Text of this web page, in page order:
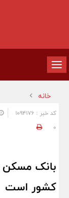
تغییر
وضعیت
ناوبری
خانه
کد خبر : 1094176
0
بانک مسکن
کشور است